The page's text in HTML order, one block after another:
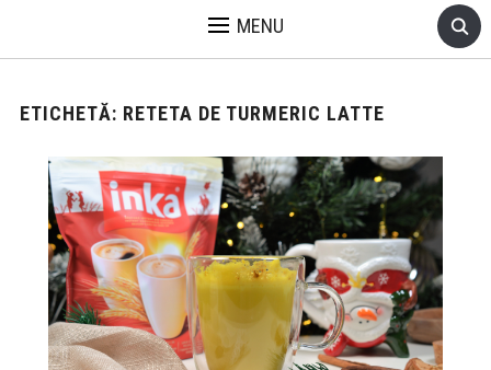
MENU
ETICHETĂ: RETETA DE TURMERIC LATTE